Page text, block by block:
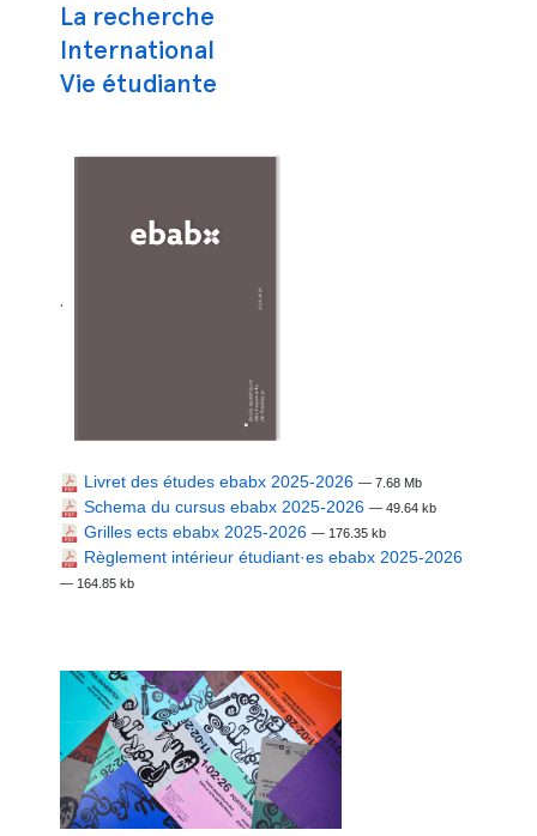
La recherche
International
Vie étudiante
.
Livret des études ebabx 2025-2026 — 7.68 Mb
Schema du cursus ebabx 2025-2026 — 49.64 kb
Grilles ects ebabx 2025-2026 — 176.35 kb
Règlement intérieur étudiant·es ebabx 2025-2026
— 164.85 kb